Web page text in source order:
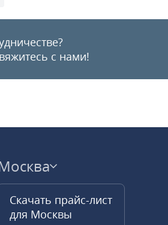
с нами!
Скачать прайс-лист
для Москвы